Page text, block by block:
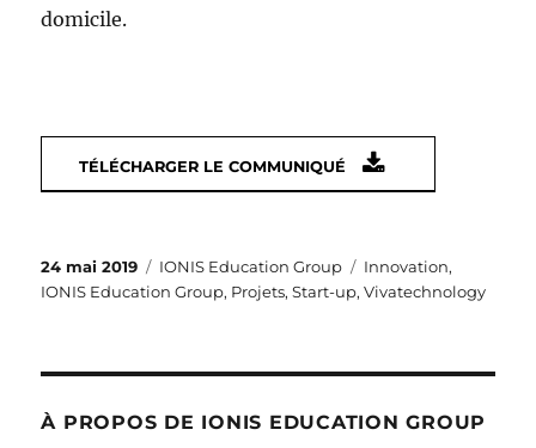
domicile.
TÉLÉCHARGER LE COMMUNIQUÉ
Publié
le
24 mai 2019 Catégories
IONIS Education Group Étiquettes
Innovation,
IONIS Education Group, Projets,Start-up,Vivatechnology
À PROPOS DE IONIS EDUCATION GROUP